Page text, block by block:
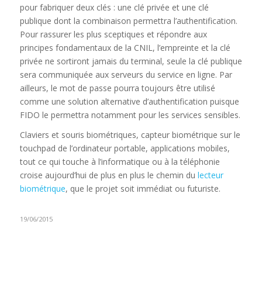
pour fabriquer deux clés : une clé privée et une clé
publique dont la combinaison permettra l’authentification.
Pour rassurer les plus sceptiques et répondre aux
principes fondamentaux de la CNIL, l’empreinte et la clé
privée ne sortiront jamais du terminal, seule la clé publique
sera communiquée aux serveurs du service en ligne. Par
ailleurs, le mot de passe pourra toujours être utilisé
comme une solution alternative d’authentification puisque
FIDO le permettra notamment pour les services sensibles.
Claviers et souris biométriques, capteur biométrique sur le
touchpad de l’ordinateur portable, applications mobiles,
tout ce qui touche à l’informatique ou à la téléphonie
croise aujourd’hui de plus en plus le chemin du lecteur
biométrique, que le projet soit immédiat ou futuriste.
19/06/2015